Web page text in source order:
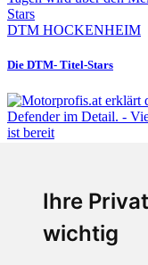
Ihre
wichtig
DTM HOCKENHEIM
Die DTM- Titel-Stars
Vier in einem Jahr: